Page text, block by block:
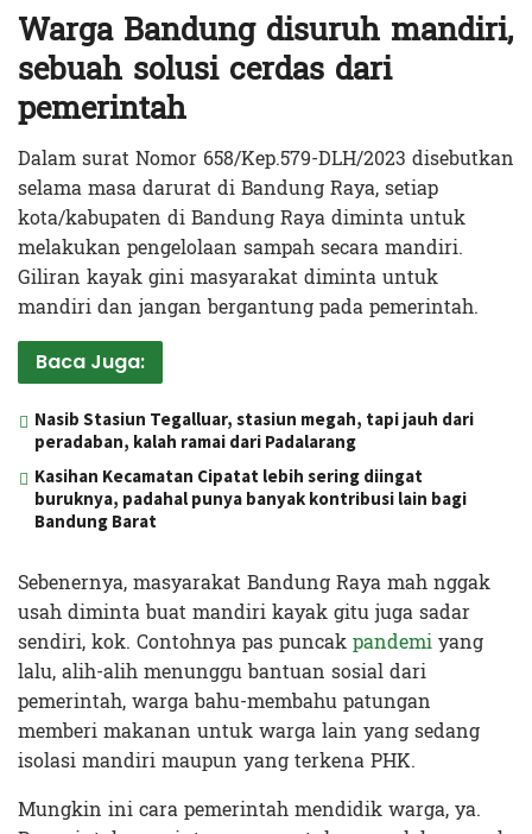
Warga Bandung disuruh mandiri,
sebuah solusi cerdas dari
pemerintah
Dalam surat Nomor 658/Kep.579-DLH/2023 disebutkan
selama masa darurat di Bandung Raya, setiap
kota/kabupaten di Bandung Raya diminta untuk
melakukan pengelolaan sampah secara mandiri.
Giliran kayak gini masyarakat diminta untuk
mandiri dan jangan bergantung pada pemerintah.
Baca Juga:
Nasib Stasiun Tegalluar, stasiun megah, tapi jauh dari
peradaban, kalah ramai dari Padalarang
Kasihan Kecamatan Cipatat lebih sering diingat
buruknya, padahal punya banyak kontribusi lain bagi
Bandung Barat
Sebenernya, masyarakat Bandung Raya mah nggak
usah diminta buat mandiri kayak gitu juga sadar
sendiri, kok. Contohnya pas puncakpandemiyang
lalu, alih-alih menunggu bantuan sosial dari
pemerintah, warga bahu-membahu patungan
memberi makanan untuk warga lain yang sedang
isolasi mandiri maupun yang terkena PHK.
Mungkin ini cara pemerintah mendidik warga, ya.